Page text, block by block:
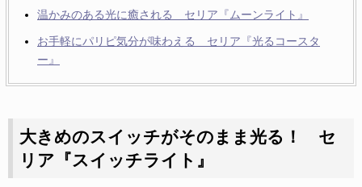
温かみのある光に癒される セリア『ムーンライト』
お手軽にパリピ気分が味わえる セリア『光るコースタ
ー』
大きめのスイッチがそのまま光る！ セ
リア『スイッチライト』